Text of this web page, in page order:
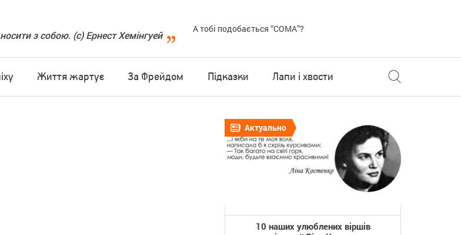
з собою. (с) Ернест Хемінгуей
А тобі подобається “COMA”?
Життя жартує За Фрейдом Підказки Лапи і хвости
Актуально
10 наших улюблених віршів